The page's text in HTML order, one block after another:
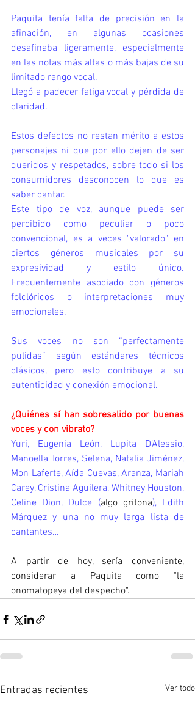
Paquita tenía falta de precisión en la
afinación, en algunas ocasiones
desafinaba ligeramente, especialmente
en las notas más altas o más bajas de su
limitado rango vocal.
Llegó a padecer fatiga vocal y pérdida de
claridad.
Estos defectos no restan mérito a estos
personajes ni que por ello dejen de ser
queridos y respetados, sobre todo si los
consumidores desconocen lo que es
saber cantar.
Este tipo de voz, aunque puede ser
percibido como peculiar o poco
convencional, es a veces "valorado" en
ciertos géneros musicales por su
expresividad y estilo único.
Frecuentemente asociado con géneros
folclóricos o interpretaciones muy
emocionales.
Sus voces no son “perfectamente
pulidas” según estándares técnicos
clásicos, pero esto contribuye a su
autenticidad y conexión emocional.
¿Quiénes sí han sobresalido por buenas
voces y con vibrato?
Yuri, Eugenia León, Lupita D’Alessio,
Manoella Torres, Selena, Natalia Jiménez,
Mon Laferte, Aída Cuevas, Aranza, Mariah
Carey, Cristina Aguilera, Whitney Houston,
Celine Dion, Dulce (algo gritona), Edith
Márquez y una no muy larga lista de
cantantes…
A partir de hoy, sería conveniente,
considerar a Paquita como "la
onomatopeya del despecho".
Entradas recientes Ver todo